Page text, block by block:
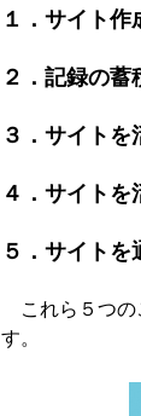
１．サイト
２．記録の蓄
３．サイト
４．サイト
５．サイトを
これら５つの
す。